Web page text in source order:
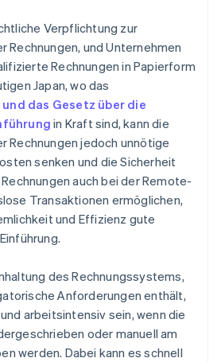
Verpflichtung zur
Rechnungen, und Unternehmen
Rechnungen in Papierform
Japan, wo das
das Gesetz über die
in Kraft sind, kann die
Rechnungen jedoch unnötige
senken und die Sicherheit
auch bei der Remote-
Transaktionen ermöglichen,
und Effizienz gute
des Rechnungssystems,
Anforderungen enthält,
arbeitsintensiv sein, wenn die
oder manuell am
werden. Dabei kann es schnell